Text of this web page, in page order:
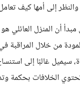
إلى أمها كيف
أن المنزل العائلي
من خلال
سيميل غالبًا إلى
الخلافات بحكمة